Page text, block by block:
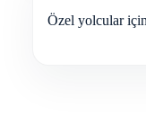
Özel yolcular